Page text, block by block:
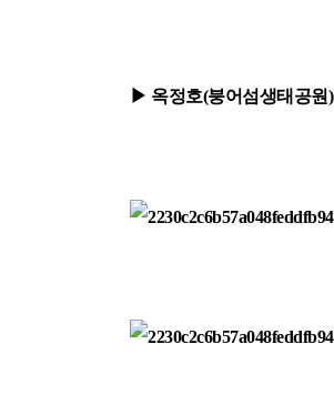
▶ 옥정호(붕어섬생태공원)